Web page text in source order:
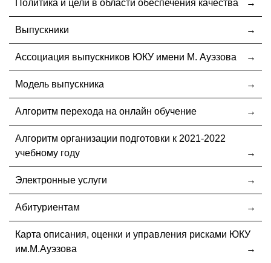
Политика и цели в области обеспечения качества
Выпускники
Ассоциация выпускников ЮКУ имени М. Ауэзова
Модель выпускника
Алгоритм перехода на онлайн обучение
Алгоритм организации подготовки к 2021-2022
учебному году
Электронные услуги
Абитуриентам
Карта описания, оценки и управления рисками ЮКУ
им.М.Ауэзова